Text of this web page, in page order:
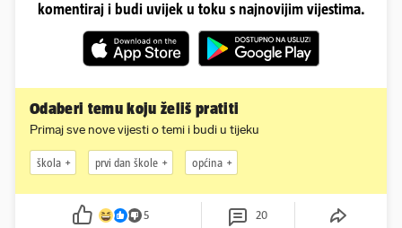
komentiraj i budi uvijek u toku s najnovijim vijestima.
Odaberi temu koju želiš pratiti
Primaj sve nove vijesti o temi i budi u tijeku
škola prvi dan škole općina
5 20